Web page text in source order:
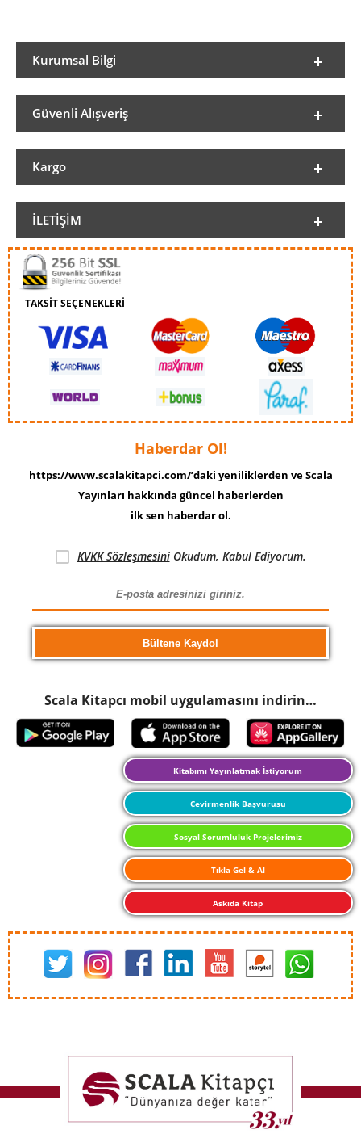
Kurumsal Bilgi
Güvenli Alışveriş
Kargo
İLETIŞIM
TAKSİT SEÇENEKLERİ
Haberdar Ol!
https://www.scalakitapci.com/’daki yeniliklerden ve Scala
Yayınları hakkında güncel haberlerden
ilk sen haberdar ol.
KVKK SözleşmesiniOkudum, Kabul Ediyorum.
Scala Kitapcı mobil uygulamasını indirin…
Kitabımı Yayınlatmak İstiyorum
Çevirmenlik Başvurusu
Sosyal Sorumluluk Projelerimiz
Tıkla Gel & Al
Askıda Kitap